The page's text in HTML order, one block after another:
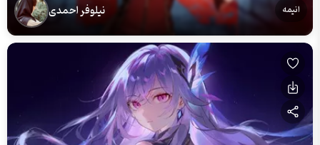
انیمه نیلوفر احمدی